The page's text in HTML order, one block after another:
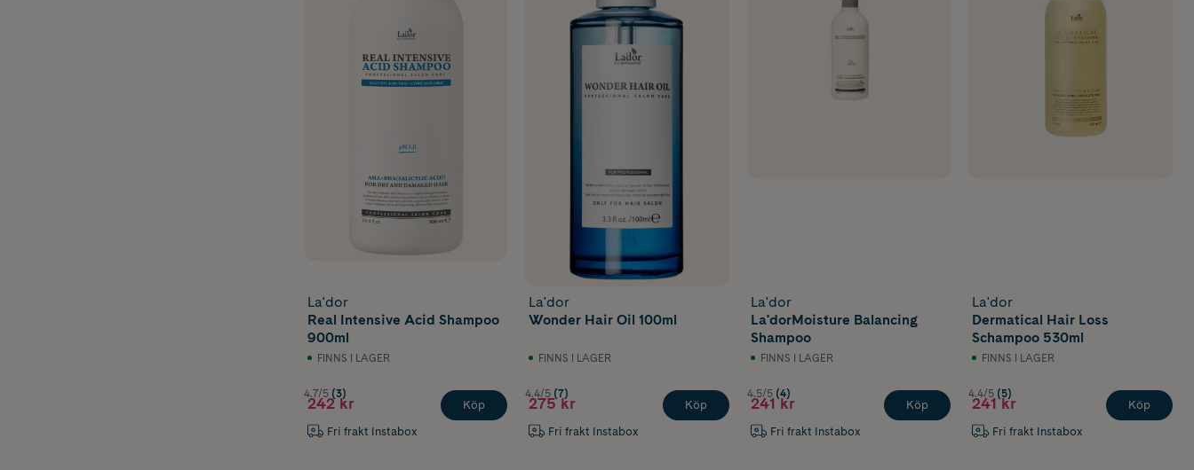
La'dor
Real Intensive Acid Shampoo
900ml
FINNS I LAGER
4.7/5 (3)
242 kr
Fri frakt Instabox
Köp
La'dor
Wonder Hair Oil 100ml
FINNS I LAGER
4.4/5 (7)
275 kr
Fri frakt Instabox
Köp
La'dor
La'dorMoisture Balancing
Shampoo
FINNS I LAGER
4.5/5 (4)
241 kr
Fri frakt Instabox
Köp
La'dor
Dermatical Hair Loss
Schampoo 530ml
FINNS I LAGER
4.4/5 (5)
241 kr
Fri frakt Instabox
Köp